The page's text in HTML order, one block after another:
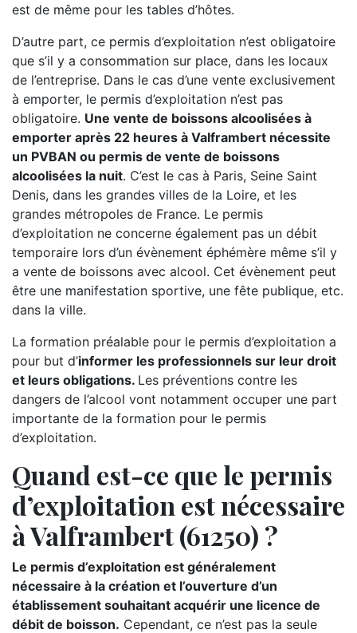
est de même pour les tables d’hôtes.
D’autre part, ce permis d’exploitation n’est obligatoire
que s’il y a consommation sur place, dans les locaux
de l’entreprise. Dans le cas d’une vente exclusivement
à emporter, le permis d’exploitation n’est pas
obligatoire. Une vente de boissons alcoolisées à
emporter après 22 heures à Valframbert nécessite
un PVBAN ou permis de vente de boissons
alcoolisées la nuit. C’est le cas à Paris, Seine Saint
Denis, dans les grandes villes de la Loire, et les
grandes métropoles de France. Le permis
d’exploitation ne concerne également pas un débit
temporaire lors d’un évènement éphémère même s’il y
a vente de boissons avec alcool. Cet évènement peut
être une manifestation sportive, une fête publique, etc.
dans la ville.
La formation préalable pour le permis d’exploitation a
pour but d’informer les professionnels sur leur droit
et leurs obligations. Les préventions contre les
dangers de l’alcool vont notamment occuper une part
importante de la formation pour le permis
d’exploitation.
Quand est-ce que le permis
d’exploitation est nécessaire
à Valframbert (61250) ?
Le permis d’exploitation est généralement
nécessaire à la création et l’ouverture d’un
établissement souhaitant acquérir une licence de
débit de boisson. Cependant, ce n’est pas la seule